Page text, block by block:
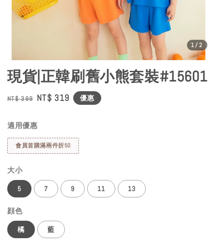
1/2
現貨|正韓刷舊小熊套裝#15601
Regular
NT$ 399 Sale
NT$ 319 優惠
適用優惠
會員首購滿兩件折50
大小
5 7 9 11 13
顔色
橘 藍